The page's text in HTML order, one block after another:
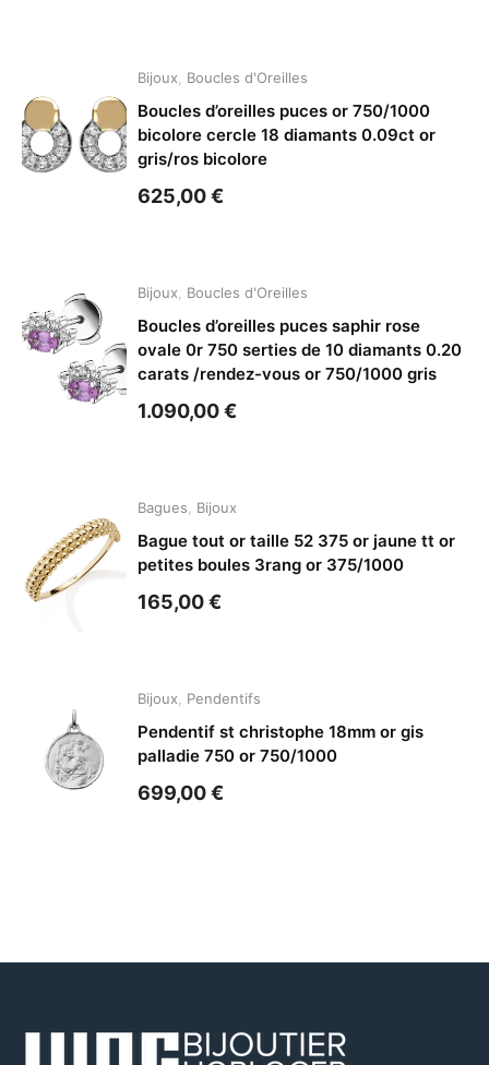
Bijoux Boucles d'Oreilles
Boucles d’oreilles puces or 750/1000
bicolore cercle 18 diamants 0.09ct or
gris/ros bicolore
625,00€
Bijoux Boucles d'Oreilles
Boucles d’oreilles puces saphir rose
ovale 0r 750 serties de 10 diamants 0.20
carats /rendez-vous or 750/1000 gris
1.090,00€
Bagues Bijoux
Bague tout or taille 52 375 or jaune tt or
petites boules 3rang or 375/1000
165,00€
Bijoux Pendentifs
Pendentif st christophe 18mm or gis
palladie 750 or 750/1000
699,00€